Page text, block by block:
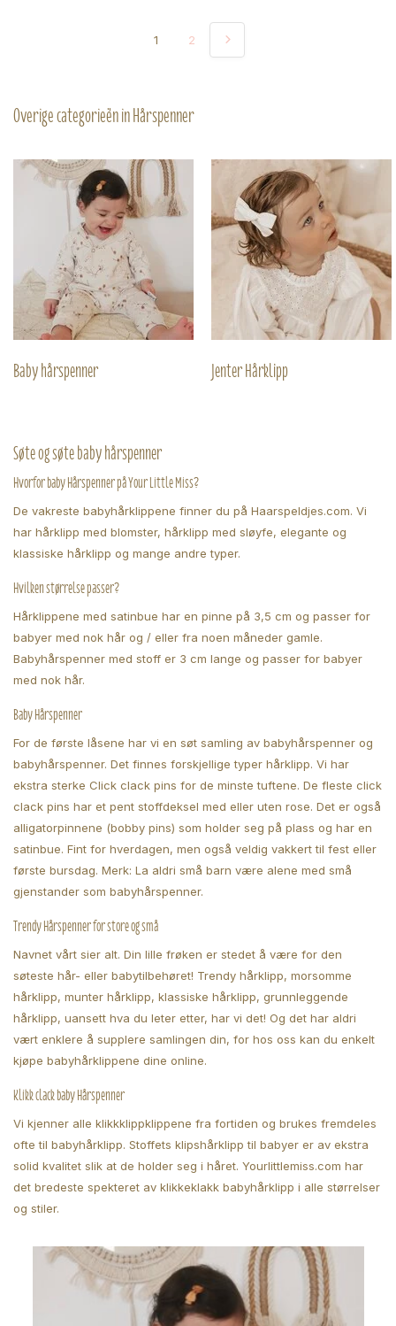
1 2
Overige categorieën in Hårspenner
Baby hårspenner Jenter Hårklipp
Søte og søte baby hårspenner
Hvorfor baby Hårspenner på Your Little Miss?
De vakreste babyhårklippene finner du på Haarspeldjes.com. Vi
har hårklipp med blomster, hårklipp med sløyfe, elegante og
klassiske hårklipp og mange andre typer.
Hvilken størrelse passer?
Hårklippene med satinbue har en pinne på 3,5 cm og passer for
babyer med nok hår og / eller fra noen måneder gamle.
Babyhårspenner med stoff er 3 cm lange og passer for babyer
med nok hår.
Baby Hårspenner
For de første låsene har vi en søt samling av babyhårspenner og
babyhårspenner. Det finnes forskjellige typer hårklipp. Vi har
ekstra sterke Click clack pins for de minste tuftene. De fleste click
clack pins har et pent stoffdeksel med eller uten rose. Det er også
alligatorpinnene (bobby pins) som holder seg på plass og har en
satinbue. Fint for hverdagen, men også veldig vakkert til fest eller
første bursdag. Merk: La aldri små barn være alene med små
gjenstander som babyhårspenner.
Trendy Hårspenner for store og små
Navnet vårt sier alt. Din lille frøken er stedet å være for den
søteste hår- eller babytilbehøret! Trendy hårklipp, morsomme
hårklipp, munter hårklipp, klassiske hårklipp, grunnleggende
hårklipp, uansett hva du leter etter, har vi det! Og det har aldri
vært enklere å supplere samlingen din, for hos oss kan du enkelt
kjøpe babyhårklippene dine online.
Klikk clack baby Hårspenner
Vi kjenner alle klikkklippklippene fra fortiden og brukes fremdeles
ofte til babyhårklipp. Stoffets klipshårklipp til babyer er av ekstra
solid kvalitet slik at de holder seg i håret. Yourlittlemiss.com har
det bredeste spekteret av klikkeklakk babyhårklipp i alle størrelser
og stiler.